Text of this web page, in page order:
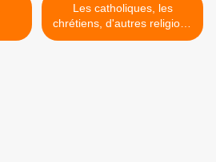
Les catholiques, les
chrétiens, d'autres religions
et l'Europe >